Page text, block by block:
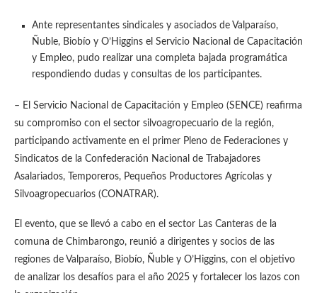
Ante representantes sindicales y asociados de Valparaíso,
Ñuble, Biobío y O’Higgins el Servicio Nacional de Capacitación
y Empleo, pudo realizar una completa bajada programática
respondiendo dudas y consultas de los participantes.
– El Servicio Nacional de Capacitación y Empleo (SENCE) reafirma
su compromiso con el sector silvoagropecuario de la región,
participando activamente en el primer Pleno de Federaciones y
Sindicatos de la Confederación Nacional de Trabajadores
Asalariados, Temporeros, Pequeños Productores Agrícolas y
Silvoagropecuarios (CONATRAR).
El evento, que se llevó a cabo en el sector Las Canteras de la
comuna de Chimbarongo, reunió a dirigentes y socios de las
regiones de Valparaíso, Biobío, Ñuble y O’Higgins, con el objetivo
de analizar los desafíos para el año 2025 y fortalecer los lazos con